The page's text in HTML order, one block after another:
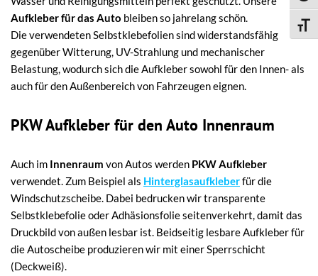
Aufkleber für das Auto bleiben so jahrelang schön.
Die verwendeten Selbstklebefolien sind widerstandsfähig
gegenüber Witterung, UV-Strahlung und mechanischer
Belastung, wodurch sich die Aufkleber sowohl für den Innen- als
auch für den Außenbereich von Fahrzeugen eignen.
PKW Aufkleber für den Auto Innenraum
Auch im Innenraum von Autos werden PKW Aufkleber
verwendet. Zum Beispiel als Hinterglasaufkleberfür die
Windschutzscheibe. Dabei bedrucken wir transparente
Selbstklebefolie oder Adhäsionsfolie seitenverkehrt, damit das
Druckbild von außen lesbar ist. Beidseitig lesbare Aufkleber für
die Autoscheibe produzieren wir mit einer Sperrschicht
(Deckweiß).